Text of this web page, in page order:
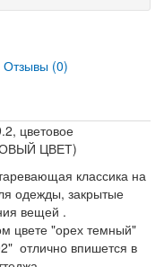
Отзывы (0)
цветовое
ЦВЕТ)
классика на
одежды, закрытые
вещей .
цвете "орех темный"
отлично впишется в